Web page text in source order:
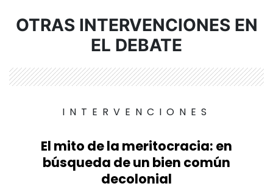
OTRAS INTERVENCIONES EN
EL DEBATE
INTERVENCIONES
El mito de la meritocracia: en
búsqueda de un bien común
decolonial